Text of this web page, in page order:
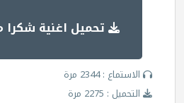
تحميل اغنية شكرا
الاستماع : 2344 مرة
التحميل : 2275 مرة